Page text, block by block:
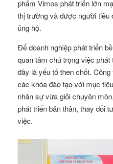
phẩm Vimos phát triển lớn
thị trường và được người tiêu
ủng hộ.
Để doanh nghiệp phát triển
quan tâm chú trọng việc
đây là yếu tố then chốt.
các khóa đào tạo với mục
nhân sự vừa giỏi chuyên
phát triển bản thân, thay đổi
việc.